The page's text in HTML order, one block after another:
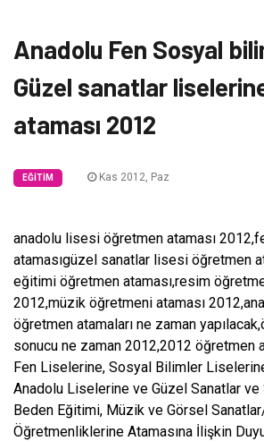
Anadolu Fen Sosyal
Güzel sanatlar
ataması 2012
EĞITIM Kas 2012, Paz
anadolu lisesi öğretmen ataması
atamasıgüzel sanatlar lisesi öğretmen
eğitimi öğretmen ataması,resim
2012,müzik öğretmeni ataması
öğretmen atamaları ne zaman
sonucu ne zaman 2012,2012 öğretmen
Fen Liselerine, Sosyal Bilimler
Anadolu Liselerine ve Güzel Sanatlar
Beden Eğitimi, Müzik ve Görsel
Öğretmenliklerine Atamasına İlişkin